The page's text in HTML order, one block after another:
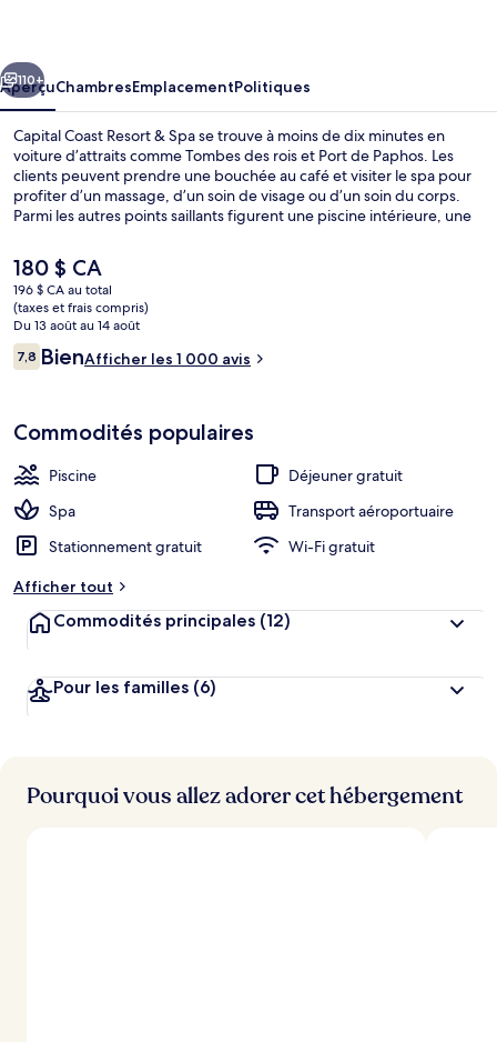
&
Spa
Suivant
110+
AperçuChambresEmplacementPolitiques
Capital Coast Resort & Spa se trouve à moins de dix minutes en
voiture d’attraits comme Tombes des rois et Port de Paphos. Les
clients peuvent prendre une bouchée au café et visiter le spa pour
profiter d’un massage, d’un soin de visage ou d’un soin du corps.
Parmi les autres points saillants figurent une piscine intérieure, une
Le
prix
actuel
est
de 180 $ CA
180 $ CA
196 $ CA au total
(taxes et frais compris)
Du 13 août au 14 août
Avis
7,87,8 sur 10 –
BienAfficher les 1 000 avis
Commodités populaires
Piscine
Déjeuner gratuit
Spa
Transport aéroportuaire
Stationnement gratuit
Wi-Fi gratuit
Afficher tout
Commodités principales (12)
Pour les familles (6)
Pourquoi vous allez adorer cet hébergement